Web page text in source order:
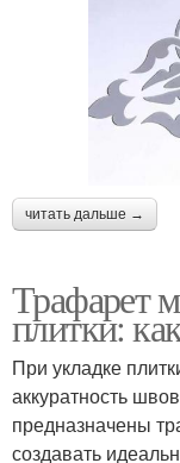
читать дальше →
Трафарет
плитки:
При укладке
аккуратность
предназначены
создавать